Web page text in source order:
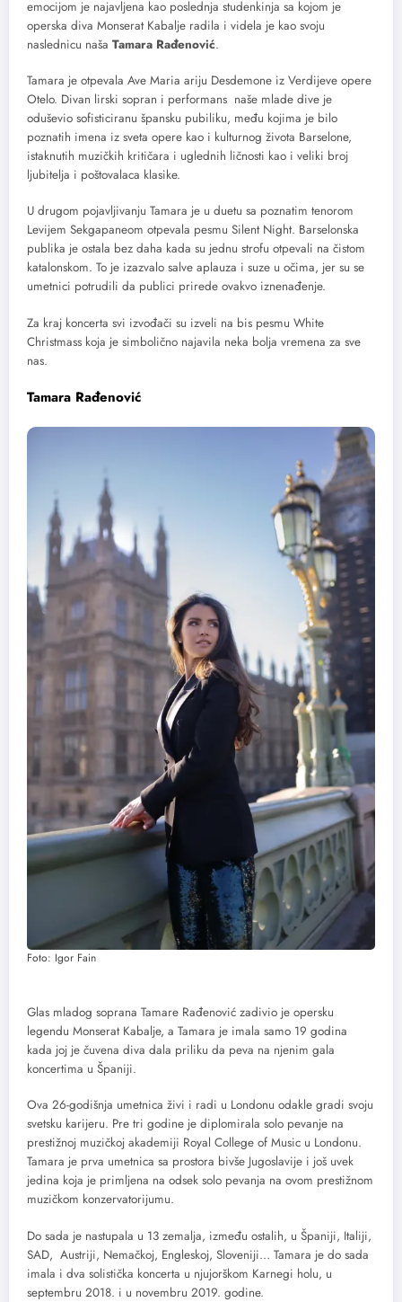
emocijom je najavljena kao poslednja studenkinja sa kojom je
operska diva Monserat Kabalje radila i videla je kao svoju
naslednicu naša Tamara Rađenović.
Tamara je otpevala Ave Maria ariju Desdemone iz Verdijeve opere
Otelo. Divan lirski sopran i performans naše mlade dive je
oduševio sofisticiranu špansku pubiliku, među kojima je bilo
poznatih imena iz sveta opere kao i kulturnog života Barselone,
istaknutih muzičkih kritičara i uglednih ličnosti kao i veliki broj
ljubitelja i poštovalaca klasike.
U drugom pojavljivanju Tamara je u duetu sa poznatim tenorom
Levijem Sekgapaneom otpevala pesmu Silent Night. Barselonska
publika je ostala bez daha kada su jednu strofu otpevali na čistom
katalonskom. To je izazvalo salve aplauza i suze u očima, jer su se
umetnici potrudili da publici prirede ovakvo iznenađenje.
Za kraj koncerta svi izvođači su izveli na bis pesmu White
Christmass koja je simbolično najavila neka bolja vremena za sve
nas.
Tamara Rađenović
Foto: Igor Fain
Glas mladog soprana Tamare Rađenović zadivio je opersku
legendu Monserat Kabalje, a Tamara je imala samo 19 godina
kada joj je čuvena diva dala priliku da peva na njenim gala
koncertima u Španiji.
Ova 26-godišnja umetnica živi i radi u Londonu odakle gradi svoju
svetsku karijeru. Pre tri godine je diplomirala solo pevanje na
prestižnoj muzičkoj akademiji Royal College of Music u Londonu.
Tamara je prva umetnica sa prostora bivše Jugoslavije i još uvek
jedina koja je primljena na odsek solo pevanja na ovom prestižnom
muzičkom konzervatorijumu.
Do sada je nastupala u 13 zemalja, između ostalih, u Španiji, Italiji,
SAD, Austriji, Nemačkoj, Engleskoj, Sloveniji… Tamara je do sada
imala i dva solistička koncerta u njujorškom Karnegi holu, u
septembru 2018. i u novembru 2019. godine.